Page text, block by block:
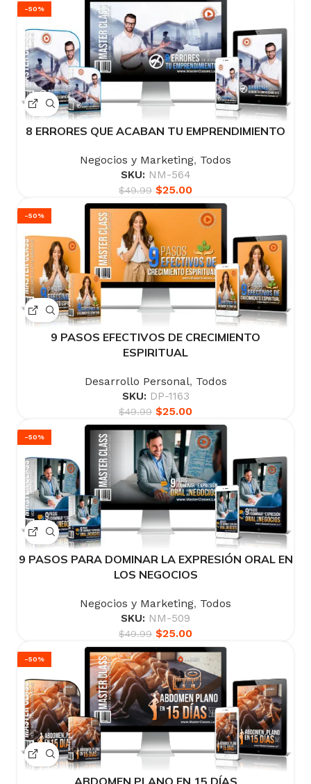
-50%
8 ERRORES QUE ACABAN TU EMPRENDIMIENTO
Negocios y Marketing, Todos
SKU: NM-564
$49.99 $25.00
-50%
9 PASOS EFECTIVOS DE CRECIMIENTO
ESPIRITUAL
Desarrollo Personal, Todos
SKU: DP-1163
$49.99 $25.00
-50%
9 PASOS PARA DOMINAR LA EXPRESIÓN ORAL EN
LOS NEGOCIOS
Negocios y Marketing, Todos
SKU: NM-509
$49.99 $25.00
-50%
ABDOMEN PLANO EN 15 DÍAS